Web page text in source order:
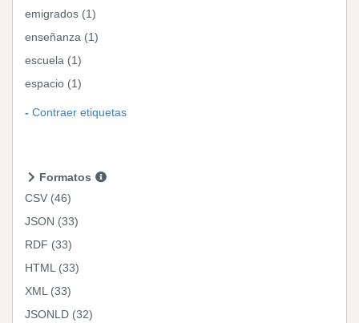
emigrados (1)
enseñanza (1)
escuela (1)
espacio (1)
Contraer etiquetas
Formatos
CSV (46)
JSON (33)
RDF (33)
HTML (33)
XML (33)
JSONLD (32)